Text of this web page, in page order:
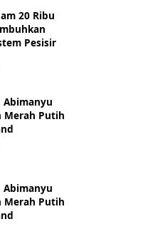
20 Ribu
Pesisir
Abimanyu
Merah Putih
Abimanyu
Merah Putih